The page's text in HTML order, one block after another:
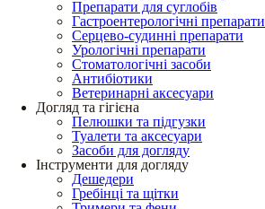
Препарати для суглобів
Гастроентерологічні препарати
Серцево-судинні препарати
Урологічні препарати
Стоматологічні засоби
Антибіотики
Ветеринарні аксесуари
Догляд та гігієна
Пелюшки та підгузки
Туалети та аксесуари
Засоби для догляду
Інструменти для догляду
Дешедери
Гребінці та щітки